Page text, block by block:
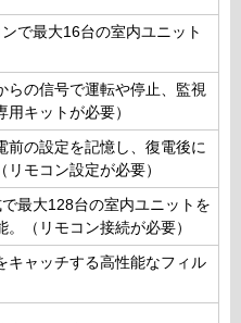
で最大16台の室内ユニット
らの信号で運転や停止、監視
用キットが必要）
前の設定を記憶し、復電後に
リモコン設定が必要）
最大128台の室内ユニットを
。（リモコン接続が必要）
キャッチする高性能なフィル